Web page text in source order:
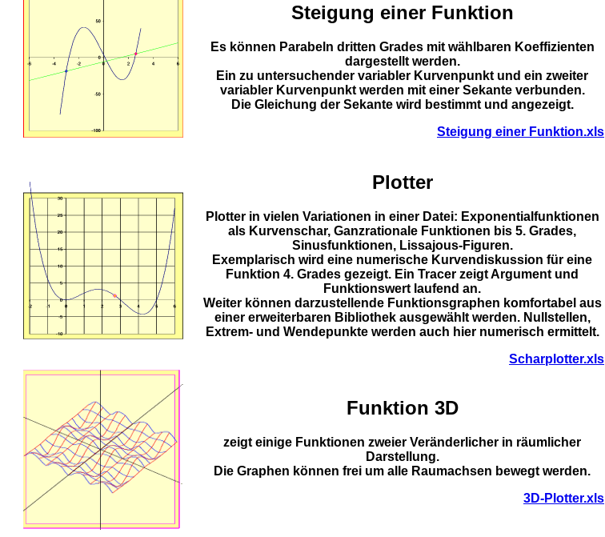
Steigung einer Funktion
Es können Parabeln dritten Grades mit wählbaren Koeffizienten
dargestellt werden.
Ein zu untersuchender variabler Kurvenpunkt und ein zweiter
variabler Kurvenpunkt werden mit einer Sekante verbunden.
Die Gleichung der Sekante wird bestimmt und angezeigt.
Steigung einer Funktion.xls
Plotter
Plotter in vielen Variationen in einer Datei: Exponentialfunktionen
als Kurvenschar, Ganzrationale Funktionen bis 5. Grades,
Sinusfunktionen, Lissajous-Figuren.
Exemplarisch wird eine numerische Kurvendiskussion für eine
Funktion 4. Grades gezeigt. Ein Tracer zeigt Argument und
Funktionswert laufend an.
Weiter können darzustellende Funktionsgraphen komfortabel aus
einer erweiterbaren Bibliothek ausgewählt werden. Nullstellen,
Extrem- und Wendepunkte werden auch hier numerisch ermittelt.
Scharplotter.xls
Funktion 3D
zeigt einige Funktionen zweier Veränderlicher in räumlicher
Darstellung.
Die Graphen können frei um alle Raumachsen bewegt werden.
3D-Plotter.xls